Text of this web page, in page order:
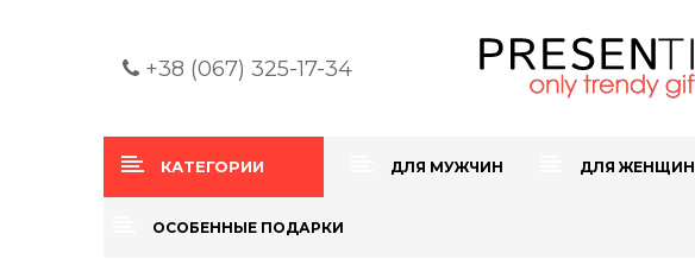
+38 (067) 325-17-34
КАТЕГОРИИ ДЛЯ МУЖЧИН ДЛЯ ЖЕНЩИН
ОСОБЕННЫЕ ПОДАРКИ